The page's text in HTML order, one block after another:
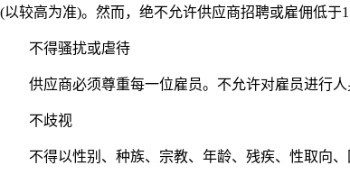
(以较高为准)。然而，绝不允许供应商招聘或雇佣低于
不得骚扰或虐待
供应商必须尊重每一位雇员。不允许对雇员进行人
不歧视
不得以性别、种族、宗教、年龄、残疾、性取向、